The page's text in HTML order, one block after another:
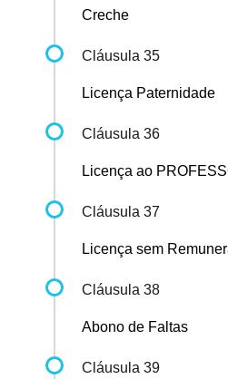
Creche
Cláusula 35
Licença Paternidade
Cláusula 36
Licença ao
Cláusula 37
Licença sem
Cláusula 38
Abono de Faltas
Cláusula 39